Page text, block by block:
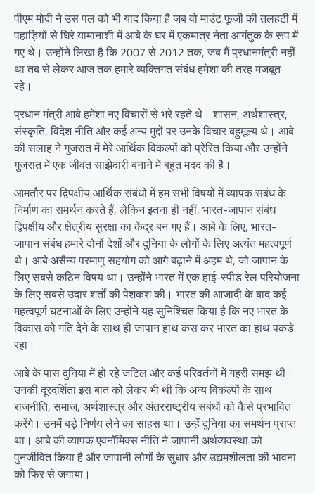
पीएम मोदी ने उस पल को भी याद किया है जब वो माउंट फूजी की तलहटी में
पहाड़ियों से घिरे यामानाशी में आबे के घर में एकमात्र नेता आगंतुक के रूप में
गए थे। उन्‍होंने लिखा है कि 2007 से 2012 तक, जब मैं प्रधानमंत्री नहीं
था तब से लेकर आज तक हमारे व्यक्तिगत संबंध हमेशा की तरह मजबूत
रहे।
प्रधान मंत्री आबे हमेशा नए विचारों से भरे रहते थे। शासन, अर्थशास्त्र,
संस्कृति, विदेश नीति और कई अन्य मुद्दों पर उनके विचार बहुमूल्य थे। आबे
की सलाह ने गुजरात में मेरे आर्थिक विकल्पों को प्रेरित किया और उन्‍होंने
गुजरात में एक जीवंत साझेदारी बनाने में बहुत मदद की है।
आमतौर पर द्विपक्षीय आर्थिक संबंधों में हम सभी विषयों में व्यापक संबंध के
निर्माण का समर्थन करते हैं, लेकिन इतना ही नहीं, भारत-जापान संबंध
द्विपक्षीय और क्षेत्रीय सुरक्षा का केंद्र बन गए हैं। आबे के लिए, भारत-
जापान संबंध हमारे दोनों देशों और दुनिया के लोगों के लिए अत्यंत महत्वपूर्ण
थे। आबे असैन्य परमाणु सहयोग को आगे बढ़ाने में अहम थे, जो जापान के
लिए सबसे कठिन विषय था। उन्होंने भारत में एक हाई-स्पीड रेल परियोजना
के लिए सबसे उदार शर्तों की पेशकश की। भारत की आजादी के बाद कई
महत्वपूर्ण घटनाओं के लिए उन्‍होंने यह सुनिश्चित किया है कि नए भारत के
विकास को गति देने के साथ ही जापान हाथ कस कर भारत का हाथ पकडे
रहा।
आबे के पास दुनिया में हो रहे जटिल और कई परिवर्तनों में गहरी समझ थी।
उनकी दूरदर्शिता इस बात को लेकर भी थी कि अन्य विकल्पों के साथ
राजनीति, समाज, अर्थशास्त्र और अंतरराष्‍ट्रीय संबंधों को कैसे प्रभावित
करेंगे। उनमें बड़े निर्णय लेने का साहस था। उन्‍हें दुनिया का समर्थन प्राप्त
था। आबे की व्यापक एवनॉमिक्स नीति ने जापानी अर्थव्यवस्था को
पुनर्जीवित किया है और जापानी लोगों के सुधार और उद्यमशीलता की भावना
को फिर से जगाया।